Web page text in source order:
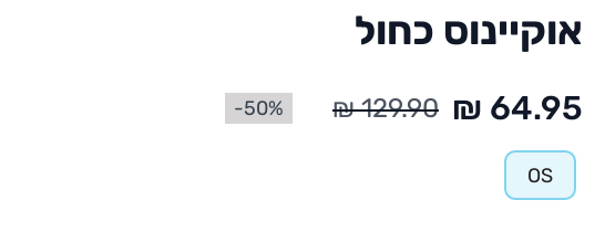
אוקיינוס כחול
50%-
OS